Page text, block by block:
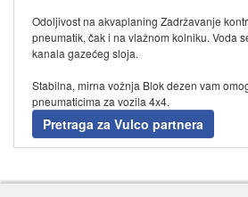
Odoljivost na akvaplaning Zadržavanje
pneumatik, čak i na vlažnom kolniku. Voda
kanala gazećeg sloja.
Stabilna, mirna vožnja Blok dezen vam
pneumaticima za vozila 4x4.
Pretraga za Vulco partnera